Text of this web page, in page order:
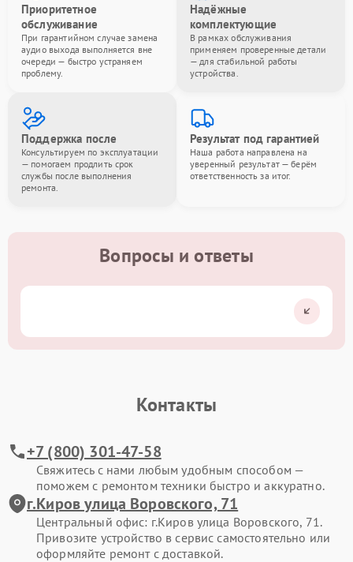
Приоритетное
обслуживание
При гарантийном случае замена
аудио выхода выполняется вне
очереди — быстро устраняем
проблему.
Надёжные
комплектующие
В рамках обслуживания
применяем проверенные детали
— для стабильной работы
устройства.
Поддержка после
Консультируем по эксплуатации
— помогаем продлить срок
службы после выполнения
ремонта.
Результат под гарантией
Наша работа направлена на
уверенный результат — берём
ответственность за итог.
Вопросы и ответы
Контакты
+7 (800) 301-47-58
Свяжитесь с нами любым удобным способом —
поможем с ремонтом техники быстро и аккуратно.
г.Киров улица Воровского, 71
Центральный офис: г.Киров улица Воровского, 71.
Привозите устройство в сервис самостоятельно или
оформляйте ремонт с доставкой.